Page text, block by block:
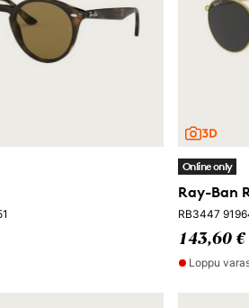
Online only
Ray-Ban
RB3447
143,60 €
Loppu